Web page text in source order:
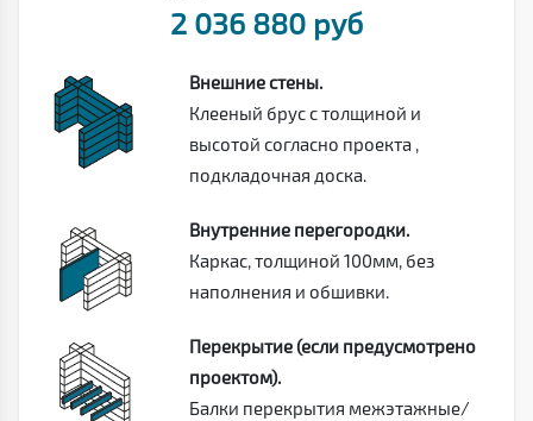
2 036 880 руб
Внешние стены.
Клееный брус с толщиной и
высотой согласно проекта ,
подкладочная доска.
Внутренние перегородки.
Каркас, толщиной 100мм, без
наполнения и обшивки.
Перекрытие (если предусмотрено
проектом).
Балки перекрытия межэтажные/